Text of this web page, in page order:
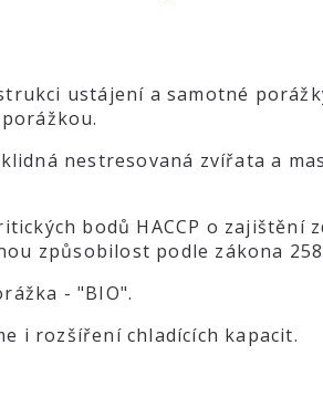
ustájení a samotné
nestresovaná zvířata a
bodů HACCP o zajištění
způsobilost podle zákona
- "BIO".
i rozšíření chladících kapacit.